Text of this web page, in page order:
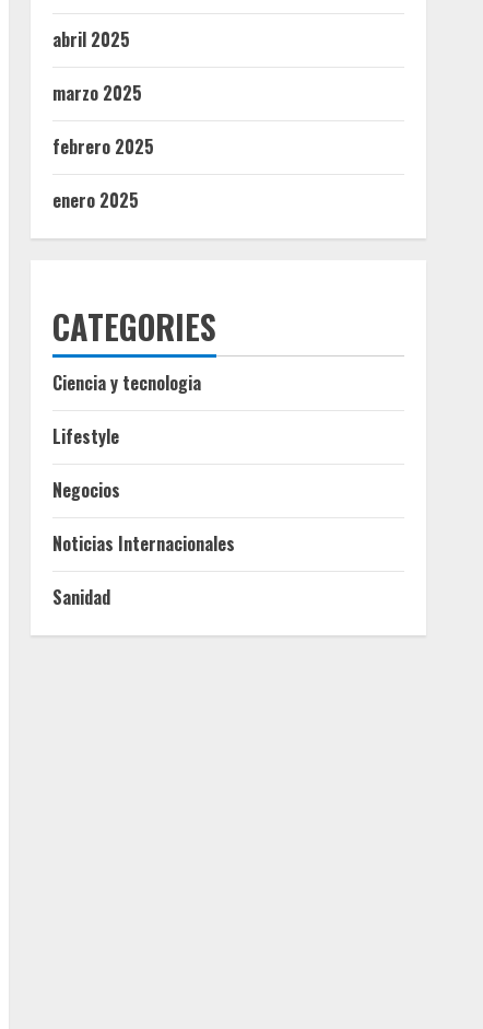
abril 2025
marzo 2025
febrero 2025
enero 2025
CATEGORIES
Ciencia y tecnologia
Lifestyle
Negocios
Noticias Internacionales
Sanidad